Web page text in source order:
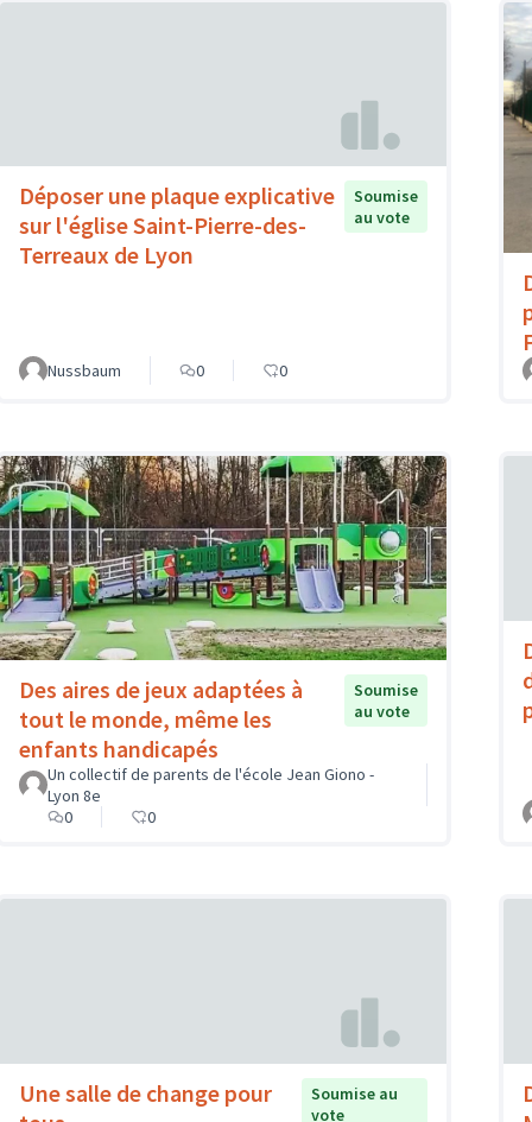
Déposer une plaque explicative
sur l'église Saint-Pierre-des-
Terreaux de Lyon
Soumise
au vote
Nussbaum 0 0
Des aires de jeux adaptées à
tout le monde, même les
enfants handicapés
Soumise
au vote
Un collectif de parents de l'école Jean Giono -
Lyon 8e
0
0
Une salle de change pour
Soumise au
vote